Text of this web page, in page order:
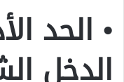
• الحد
الدخل